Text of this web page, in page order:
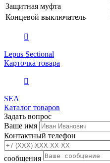
Защитная муфта
Концевой выключатель
Lepus Sectional
Карточка товара
SEA
Каталог товаров
Задать вопрос
Ваше имя
Контактный телефон
сообщения